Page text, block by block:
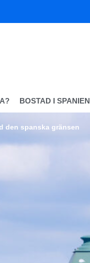
BOSTAD I SPANIEN
den spanska gränsen